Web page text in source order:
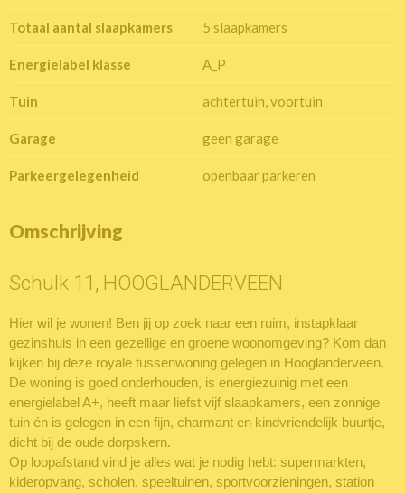
Totaal aantal slaapkamers 5 slaapkamers
Energielabel klasse A_P
Tuin achtertuin, voortuin
Garage geen garage
Parkeergelegenheid openbaar parkeren
Omschrijving
Schulk 11, HOOGLANDERVEEN
Hier wil je wonen! Ben jij op zoek naar een ruim, instapklaar
gezinshuis in een gezellige en groene woonomgeving? Kom dan
kijken bij deze royale tussenwoning gelegen in Hooglanderveen.
De woning is goed onderhouden, is energiezuinig met een
energielabel A+, heeft maar liefst vijf slaapkamers, een zonnige
tuin én is gelegen in een fijn, charmant en kindvriendelijk buurtje,
dicht bij de oude dorpskern.
Op loopafstand vind je alles wat je nodig hebt: supermarkten,
kideropvang, scholen, speeltuinen, sportvoorzieningen, station